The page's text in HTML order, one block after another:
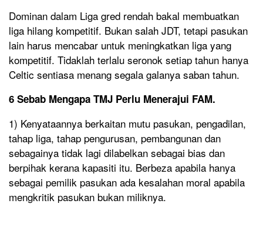
Dominan dalam Liga gred rendah bakal membuatkan
liga hilang kompetitif. Bukan salah JDT, tetapi pasukan
lain harus mencabar untuk meningkatkan liga yang
kompetitif. Tidaklah terlalu seronok setiap tahun hanya
Celtic sentiasa menang segala galanya saban tahun.
6 Sebab Mengapa TMJ Perlu Menerajui FAM.
1) Kenyataannya berkaitan mutu pasukan, pengadilan,
tahap liga, tahap pengurusan, pembangunan dan
sebagainya tidak lagi dilabelkan sebagai bias dan
berpihak kerana kapasiti itu. Berbeza apabila hanya
sebagai pemilik pasukan ada kesalahan moral apabila
mengkritik pasukan bukan miliknya.